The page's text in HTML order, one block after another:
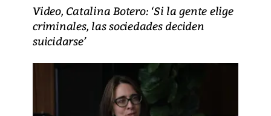
Video, Catalina Botero: ‘Si la gente elige
criminales, las sociedades deciden
suicidarse’